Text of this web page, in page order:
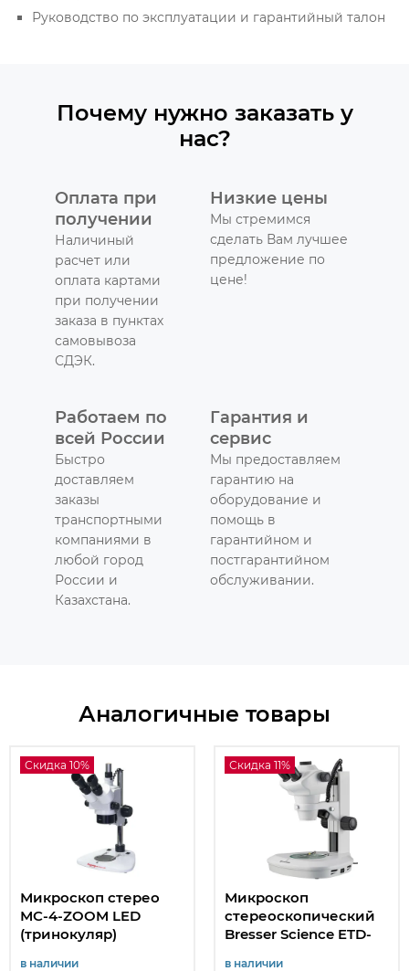
Руководство по эксплуатации и гарантийный талон
Почему нужно заказать у
нас?
Оплата при
получении
Наличиный
расчет или
оплата картами
при получении
заказа в пунктах
самовывоза
СДЭК.
Низкие цены
Мы стремимся
сделать Вам лучшее
предложение по
цене!
Работаем по
всей России
Быстро
доставляем
заказы
транспортными
компаниями в
любой город
России и
Казахстана.
Гарантия и
сервис
Мы предоставляем
гарантию на
оборудование и
помощь в
гарантийном и
постгарантийном
обслуживании.
Аналогичные товары
Скидка 10%
Микроскоп стерео
МС-4-ZOOM LED
(тринокуляр)
в наличии
Скидка 11%
Микроскоп
стереоскопический
Bresser Science ETD-
в наличии